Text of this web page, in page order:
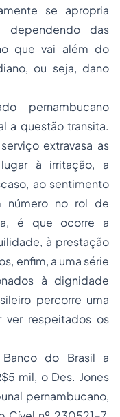
se apropria
das
que vai além do
ou seja, dano
pernambucano
a questão transita.
extravasa as
à irritação, a
ao sentimento
número no rol de
é que ocorre a
à prestação
enfim, a uma série
à dignidade
percorre uma
ver respeitados os
do Brasil a
mil, o Des. Jones
pernambucano,